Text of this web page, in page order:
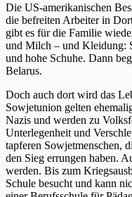
Die US-amerikanischen
die befreiten Arbeiter in
gibt es für die Familie
und Milch – und Kleidung:
und hohe Schuhe. Dann
Belarus.
Doch auch dort wird das
Sowjetunion gelten
Nazis und werden zu
Unterlegenheit und
tapferen Sowjetmenschen,
den Sieg errungen haben.
werden. Bis zum
Schule besucht und kann